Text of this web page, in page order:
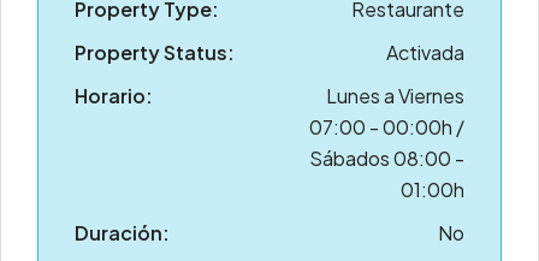
Property Type:
Restaurante
Property Status:
Activada
Horario:
Lunes a Viernes
07:00 - 00:00h /
Sábados 08:00 -
01:00h
Duración:
No